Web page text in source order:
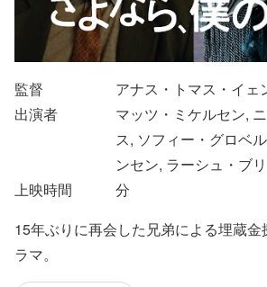
監督
アナス・トマス・イェ
出演者
マッツ・ミケルセン,
ス, ソフィー・グロベ
ンセン, ラーシュ・ブ
上映時間
分
15年ぶりに再会した兄弟による埋蔵金
ラマ。